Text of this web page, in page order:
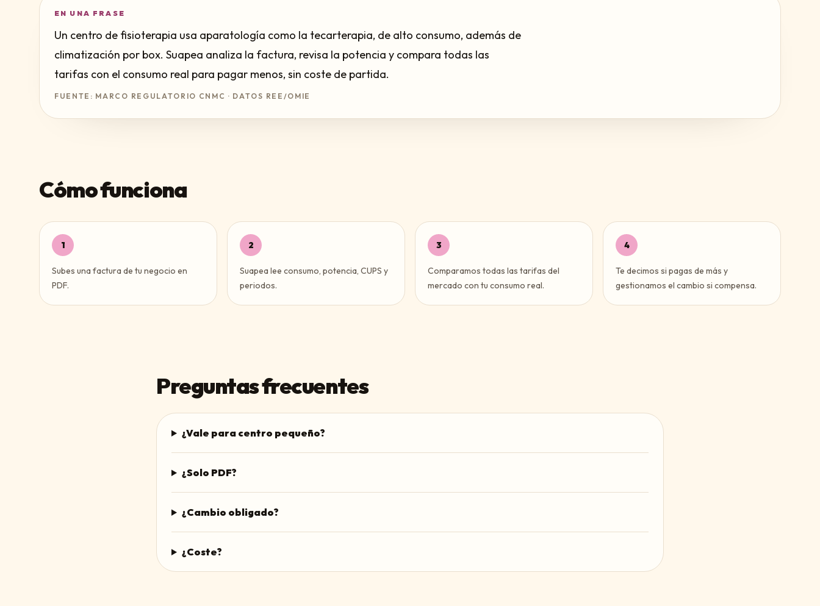
EN UNA FRASE
Un centro de fisioterapia usa aparatología como la tecarterapia, de alto consumo, además de
climatización por box. Suapea analiza la factura, revisa la potencia y compara todas las
tarifas con el consumo real para pagar menos, sin coste de partida.
FUENTE: MARCO REGULATORIO CNMC · DATOS REE/OMIE
Cómo funciona
1
Subes una factura de tu negocio en
PDF.
2
Suapea lee consumo, potencia, CUPS y
periodos.
3
Comparamos todas las tarifas del
mercado con tu consumo real.
4
Te decimos si pagas de más y
gestionamos el cambio si compensa.
Preguntas frecuentes
¿Vale para centro pequeño?
¿Solo PDF?
¿Cambio obligado?
¿Coste?